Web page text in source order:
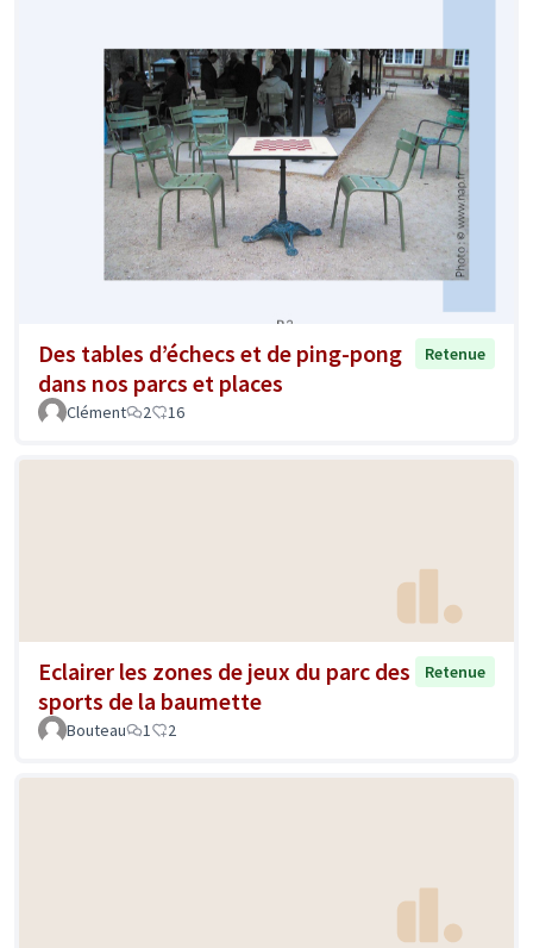
Des tables d’échecs et de ping-pong
dans nos parcs et places
Retenue
Clément 2 16
Eclairer les zones de jeux du parc des
sports de la baumette
Retenue
Bouteau 1 2